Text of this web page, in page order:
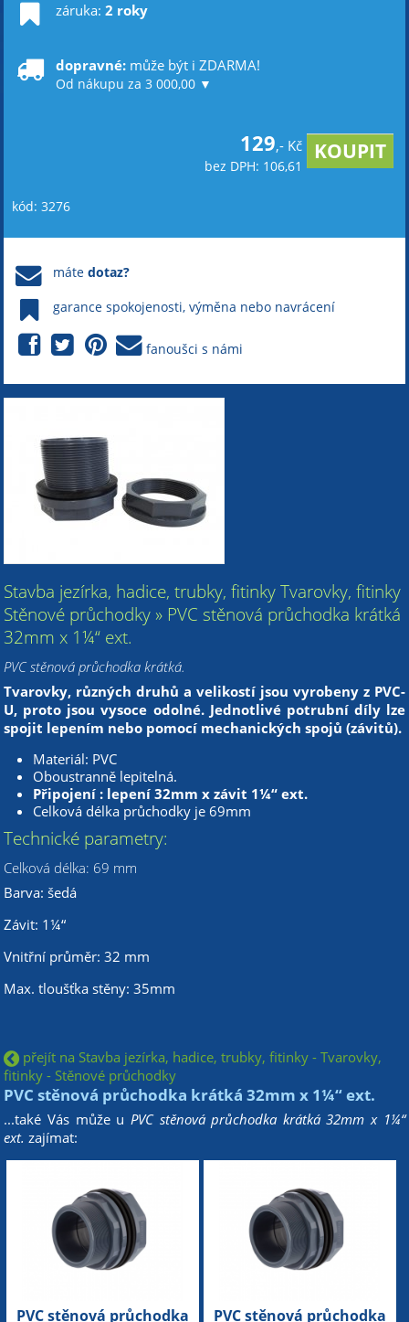
záruka: 2 roky
dopravné: může být i ZDARMA!
Od nákupu za 3 000,00 ▼
129,- Kč
bez DPH: 106,61
kód: 3276
mátedotaz?
garance spokojenosti, výměna nebo navrácení
fanoušci s námi
Stavba jezírka, hadice, trubky, fitinky Tvarovky, fitinky
Stěnové průchodky » PVC stěnová průchodka krátká
32mm x 1¼“ ext.
PVC stěnová průchodka krátká.
Tvarovky, různých druhů a velikostí jsou vyrobeny z PVC-
U, proto jsou vysoce odolné. Jednotlivé potrubní díly lze
spojit lepením nebo pomocí mechanických spojů (závitů).
Materiál: PVC
Oboustranně lepitelná.
Připojení : lepení 32mm x závit 1¼“ ext.
Celková délka průchodky je 69mm
Technické parametry:
Celková délka: 69 mm
Barva: šedá
Závit: 1¼“
Vnitřní průměr: 32 mm
Max. tloušťka stěny: 35mm
přejít na Stavba jezírka, hadice, trubky, fitinky - Tvarovky,
fitinky - Stěnové průchodky
PVC stěnová průchodka krátká 32mm x 1¼“ ext.
...také Vás může u PVC stěnová průchodka krátká 32mm x 1¼“
ext. zajímat:
PVC stěnová průchodka
PVC stěnová průchodka